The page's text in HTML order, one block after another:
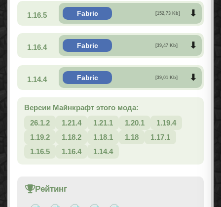
1.16.5 Fabric [152,73 Kb]
1.16.4 Fabric [39,47 Kb]
1.14.4 Fabric [39,01 Kb]
Версии Майнкрафт этого мода:
26.1.2
1.21.4 1.21.1 1.20.1
1.19.4
1.19.2
1.18.2 1.18.1 1.18
1.17.1
1.16.5
1.16.4 1.14.4
Рейтинг